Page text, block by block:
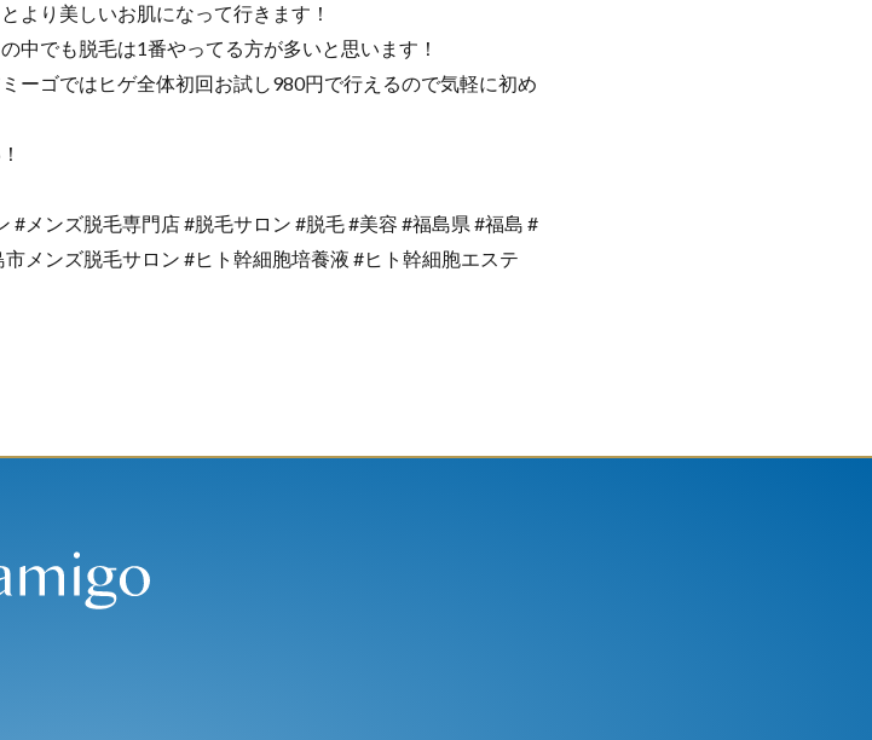
より美しいお肌になって行きます！
中でも脱毛は1番やってる方が多いと思います！
ーゴではヒゲ全体初回お試し980円で行えるので気軽に初め
メンズ脱毛専門店 #脱毛サロン #脱毛 #美容 #福島県 #福島 #
メンズ脱毛サロン #ヒト幹細胞培養液 #ヒト幹細胞エステ